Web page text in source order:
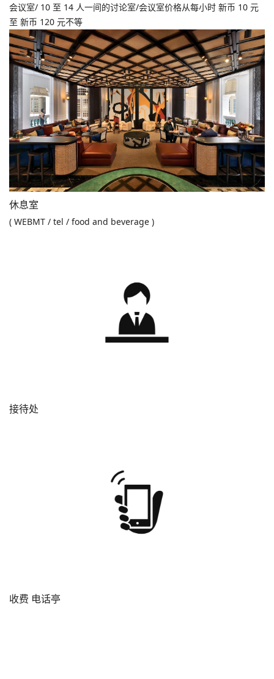
会议室/ 10 至 14 人一间的讨论室/会议室价格从每小时 新币 10 元
至 新币 120 元不等
休息室
( WEBMT / tel / food and beverage )
接待处
收费 电话亭